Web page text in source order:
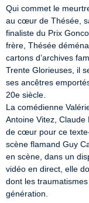
Qui commet le
au cœur de Thésée,
finaliste du Prix
frère, Thésée
cartons d’archives
Trente Glorieuses, il
ses ancêtres
20e siècle.
La comédienne
Antoine Vitez,
de cœur pour ce
scène flamand Guy
en scène, dans un
vidéo en direct, elle
dont les
génération.